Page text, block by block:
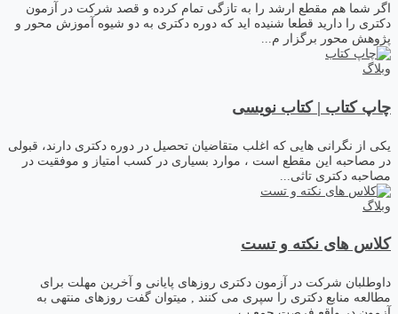
اگر شما هم مقطع ارشد را به تازگی تمام کرده و قصد شرکت در آزمون
دکتری را دارید قطعا شنیده اید که دوره دکتری به دو شیوه آموزش محور و
پژوهش محور برگزار م...
وبلاگ
چاپ کتاب | کتاب نویسی
یکی از نگرانی هایی که اغلب متقاضیان تحصیل در دوره دکتری دارند، قبولی
در مصاحبه این مقطع است ، موارد بسیاری در کسب امتیاز و موفقیت در
مصاحبه دکتری تاثی...
وبلاگ
کلاس های نکته و تست
داوطلبان شرکت در آزمون دکتری روزهای پایانی و آخرین مهلت برای
مطالعه منابع دکتری را سپری می کنند , می­توان گفت روزهای منتهی به